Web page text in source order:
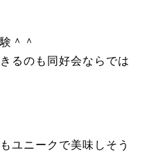
＾＾
るのも同好会ならでは
ユニークで美味しそう